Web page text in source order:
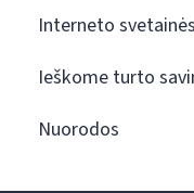
Interneto
Ieškome turto
Nuorodos